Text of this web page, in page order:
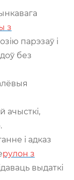
з
парэзаў і
без
ачысткі,
і адказ
рулон з
выдаткі